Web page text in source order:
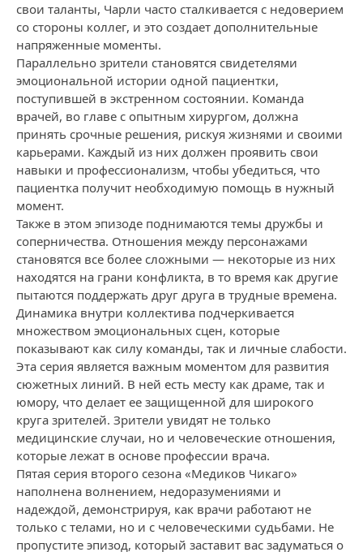
свои таланты, Чарли часто сталкивается с недоверием
со стороны коллег, и это создает дополнительные
напряженные моменты.
Параллельно зрители становятся свидетелями
эмоциональной истории одной пациентки,
поступившей в экстренном состоянии. Команда
врачей, во главе с опытным хирургом, должна
принять срочные решения, рискуя жизнями и своими
карьерами. Каждый из них должен проявить свои
навыки и профессионализм, чтобы убедиться, что
пациентка получит необходимую помощь в нужный
момент.
Также в этом эпизоде поднимаются темы дружбы и
соперничества. Отношения между персонажами
становятся все более сложными — некоторые из них
находятся на грани конфликта, в то время как другие
пытаются поддержать друг друга в трудные времена.
Динамика внутри коллектива подчеркивается
множеством эмоциональных сцен, которые
показывают как силу команды, так и личные слабости.
Эта серия является важным моментом для развития
сюжетных линий. В ней есть месту как драме, так и
юмору, что делает ее защищенной для широкого
круга зрителей. Зрители увидят не только
медицинские случаи, но и человеческие отношения,
которые лежат в основе профессии врача.
Пятая серия второго сезона «Медиков Чикаго»
наполнена волнением, недоразумениями и
надеждой, демонстрируя, как врачи работают не
только с телами, но и с человеческими судьбами. Не
пропустите эпизод, который заставит вас задуматься о